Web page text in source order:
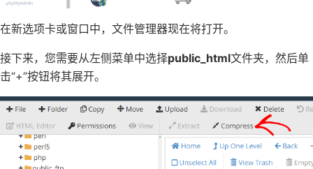
在新选项卡或窗口中，文件管理器现在将打开。
接下来，您需要从左侧菜单中选择public_html文件夹，然后单
击“+”按钮将其展开。